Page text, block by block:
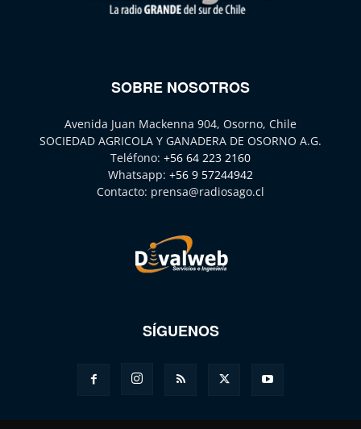
SOBRE NOSOTROS
Avenida Juan Mackenna 904, Osorno, Chile
SOCIEDAD AGRICOLA Y GANADERA DE OSORNO A.G.
Teléfono: +56 64 223 2160
Whatsapp: +56 9 57244942
Contacto: prensa@radiosago.cl
SÍGUENOS